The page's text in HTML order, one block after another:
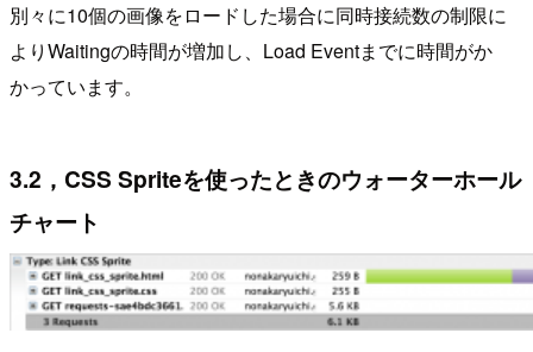
別々に10個の画像をロードした場合に同時接続数の制限に
よりWaitingの時間が増加し、Load Eventまでに時間がか
かっています。
3.2，CSS Spriteを使ったときのウォーターホール
チャート